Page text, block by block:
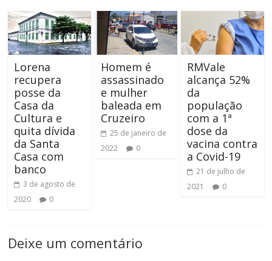
Lorena
recupera
posse da
Casa da
Cultura e
quita dívida
da Santa
Casa com
banco
3 de agosto de
2020
0
Homem é
assassinado
e mulher
baleada em
Cruzeiro
25 de janeiro de
2022
0
RMVale
alcança 52%
da
população
com a 1ª
dose da
vacina contra
a Covid-19
21 de julho de
2021
0
Deixe um comentário